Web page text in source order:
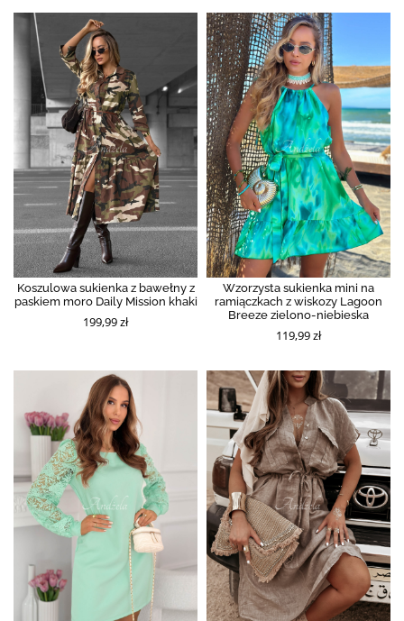
Koszulowa sukienka z bawełny z
paskiem moro Daily Mission khaki
199,99 zł
Wzorzysta sukienka mini na
ramiączkach z wiskozy Lagoon
Breeze zielono-niebieska
119,99 zł